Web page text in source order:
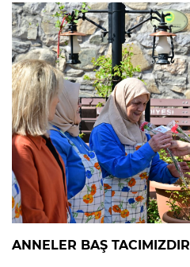
ANNELER BAŞ TACIMIZDIR